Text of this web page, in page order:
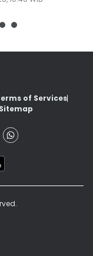
of Services
Sitemap